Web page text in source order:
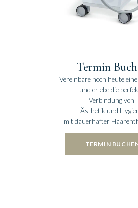
Termin
Vereinbare noch heute
und erlebe die
Verbindung von
Ästhetik und
mit dauerhafter
TERMIN